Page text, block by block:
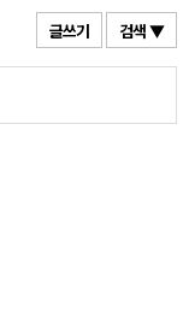
글쓰기 검색 ▼